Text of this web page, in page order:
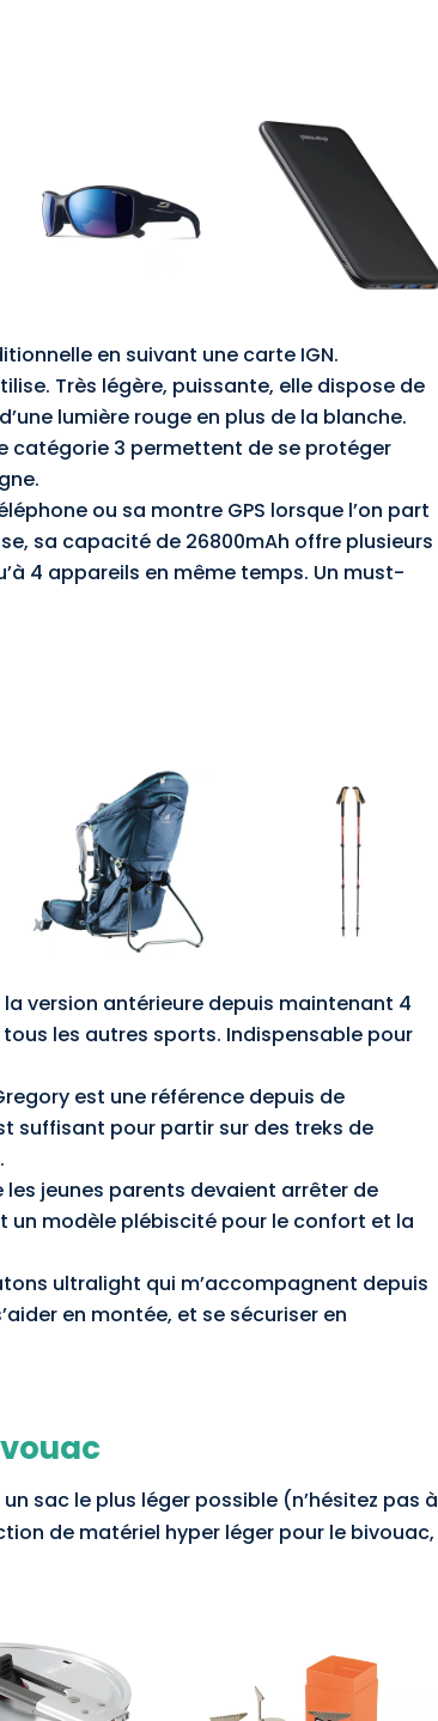
en suivant une carte IGN.
Très légère, puissante, elle dispose de
lumière rouge en plus de la blanche.
catégorie 3 permettent de se protéger
ou sa montre GPS lorsque l’on part
sa capacité de 26800mAh offre plusieurs
4 appareils en même temps. Un must-
version antérieure depuis maintenant 4
les autres sports. Indispensable pour
est une référence depuis de
suffisant pour partir sur des treks de
.
les jeunes parents devaient arrêter de
un modèle plébiscité pour le confort et la
ultralight qui m’accompagnent depuis
en montée, et se sécuriser en
sac le plus léger possible (n’hésitez pas à
de matériel hyper léger pour le bivouac,